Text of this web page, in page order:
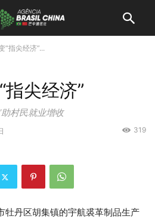
“指尖经济”...
指尖经济”
村民就业增收
319
牡丹区胡集镇的宇航裘革制品生产